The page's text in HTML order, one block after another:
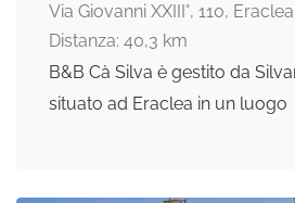
Via Giovanni XXIII°, 110,
Distanza: 40,3 km
B&B Cà Silva è gestito da
situato ad Eraclea in un luogo